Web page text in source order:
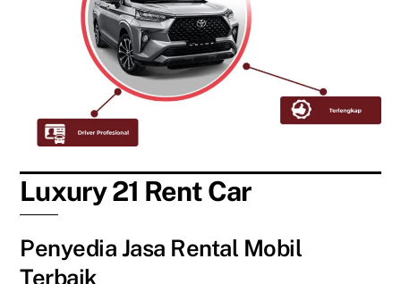
Luxury 21 Rent Car
Penyedia Jasa Rental Mobil
Terbaik